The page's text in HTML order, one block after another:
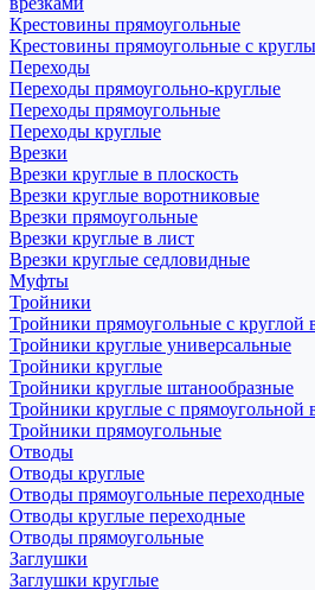
Крестовины прямоугольные
Крестовины прямоугольные с
Переходы
Переходы прямоугольно-круглые
Переходы прямоугольные
Переходы круглые
Врезки
Врезки круглые в плоскость
Врезки круглые воротниковые
Врезки прямоугольные
Врезки круглые в лист
Врезки круглые седловидные
Муфты
Тройники
Тройники прямоугольные с круглой
Тройники круглые универсальные
Тройники круглые
Тройники круглые штанообразные
Тройники круглые с прямоугольной
Тройники прямоугольные
Отводы
Отводы круглые
Отводы прямоугольные переходные
Отводы круглые переходные
Отводы прямоугольные
Заглушки
Заглушки круглые